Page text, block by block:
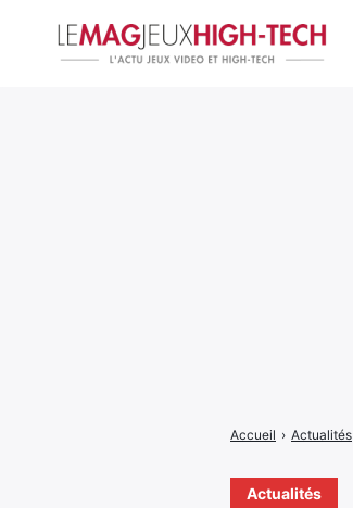
Actualités
Accueil › Actualités